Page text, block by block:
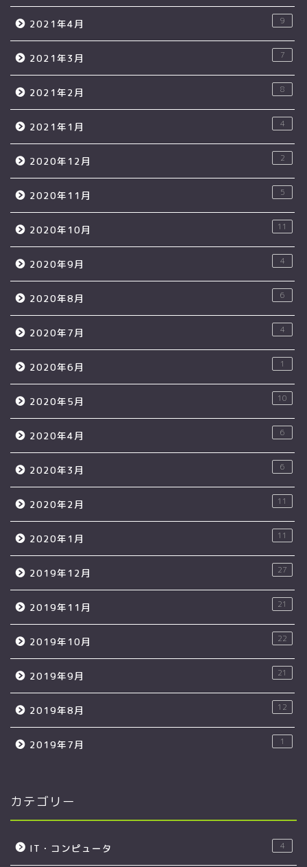
2021年4月 9
2021年3月 7
2021年2月 8
2021年1月 4
2020年12月 2
2020年11月 5
2020年10月 11
2020年9月 4
2020年8月 6
2020年7月 4
2020年6月 1
2020年5月 10
2020年4月 6
2020年3月 6
2020年2月 11
2020年1月 11
2019年12月 27
2019年11月 21
2019年10月 22
2019年9月 21
2019年8月 12
2019年7月 1
カテゴリー
IT・コンピュータ 4